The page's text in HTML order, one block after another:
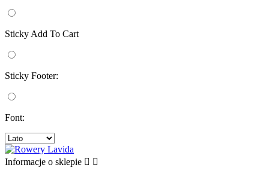
Sticky Add To Cart
Sticky Footer:
Font:
Informacje o sklepie  